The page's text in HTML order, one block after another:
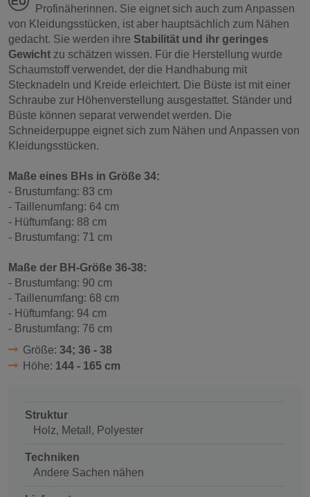
Profinäherinnen. Sie eignet sich auch zum Anpassen
von Kleidungsstücken, ist aber hauptsächlich zum Nähen
gedacht. Sie werden ihre Stabilität und ihr geringes
Gewicht zu schätzen wissen. Für die Herstellung wurde
Schaumstoff verwendet, der die Handhabung mit
Stecknadeln und Kreide erleichtert. Die Büste ist mit einer
Schraube zur Höhenverstellung ausgestattet. Ständer und
Büste können separat verwendet werden. Die
Schneiderpuppe eignet sich zum Nähen und Anpassen von
Kleidungsstücken.
Maße eines BHs in Größe 34:
- Brustumfang: 83 cm
- Taillenumfang: 64 cm
- Hüftumfang: 88 cm
- Brustumfang: 71 cm
Maße der BH-Größe 36-38:
- Brustumfang: 90 cm
- Taillenumfang: 68 cm
- Hüftumfang: 94 cm
- Brustumfang: 76 cm
Größe: 34; 36 - 38
Höhe: 144 - 165 cm
Struktur
Holz, Metall, Polyester
Techniken
Andere Sachen nähen